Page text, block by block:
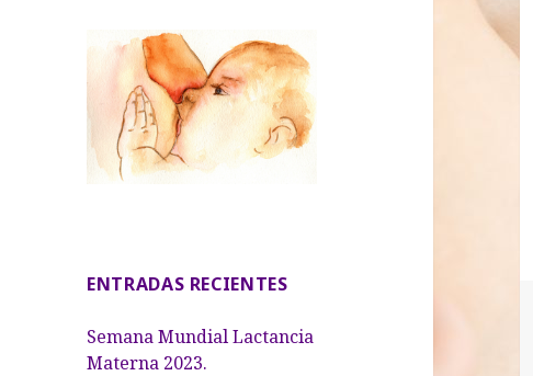
r
ENTRADAS RECIENTES
Semana Mundial Lactancia
Materna 2023.